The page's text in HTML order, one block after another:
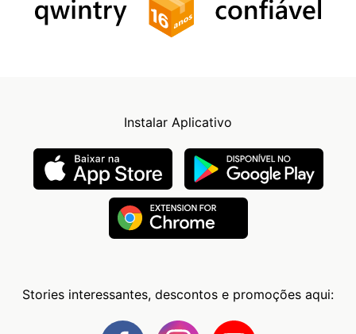
Instalar Aplicativo
Stories interessantes, descontos e promoções aqui: